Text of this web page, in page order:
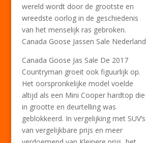
wereld wordt door de grootste en
wreedste oorlog in de geschiedenis
van het menselijk ras gebroken.
Canada Goose Jassen Sale Nederland
Canada Goose Jas Sale De 2017
Countryman groeit ook figuurlijk op.
Het oorspronkelijke model voelde
altijd als een Mini Cooper hardtop die
in grootte en deurtelling was
geblokkeerd. In vergelijking met SUV’s
van vergelijkbare prijs en meer